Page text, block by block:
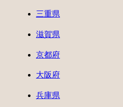
三重県
滋賀県
京都府
大阪府
兵庫県